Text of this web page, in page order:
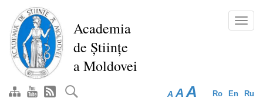
Перейти
основному
содержанию
Academia
de Științe
a Moldovei
Ro En Ru
A A A